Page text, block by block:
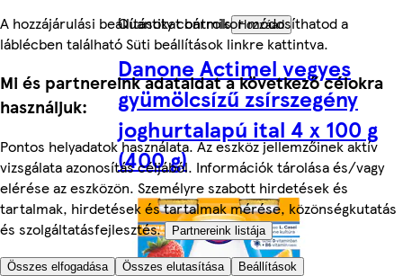
A hozzájárulási beállításokat bármikor módosíthatod a
láblécben található Süti beállítások linkre kattintva.
Mi és partnereink adataidat a következő célokra
használjuk:
Pontos helyadatok használata. Az eszköz jellemzőinek aktív
vizsgálata azonosítás céljából. Információk tárolása és/vagy
elérése az eszközön. Személyre szabott hirdetések és
tartalmak, hirdetések és tartalmak mérése, közönségkutatás
és szolgáltatásfejlesztés.
Partnereink listája
Összes elfogadása Összes elutasítása Beállítások
Quantity controls Hozzáad
Danone Actimel vegyes
gyümölcsízű zsírszegény
joghurtalapú ital 4 x 100 g
(400 g)